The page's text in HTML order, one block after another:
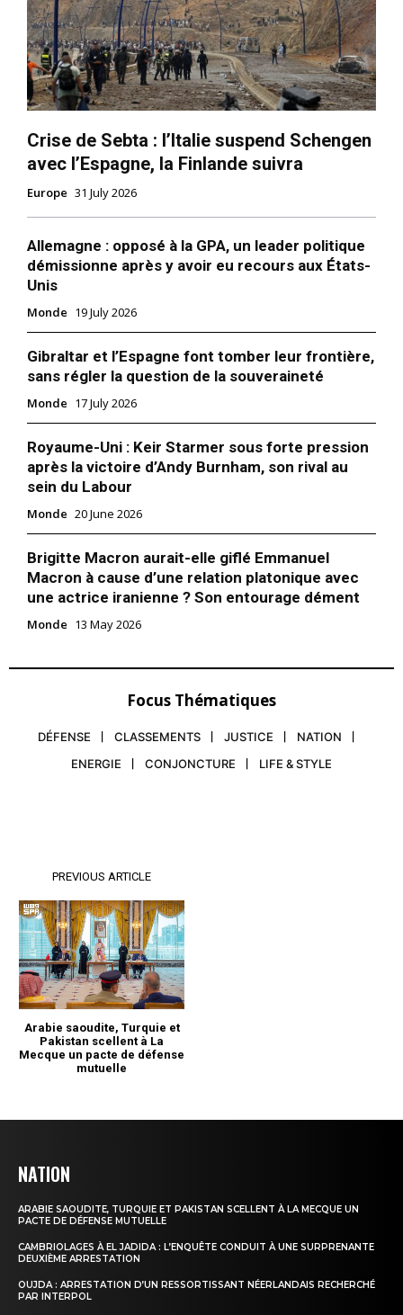
NATION
ARABIE SAOUDITE, TURQUIE ET PAKISTAN SCELLENT À LA MECQUE UN
PACTE DE DÉFENSE MUTUELLE
CAMBRIOLAGES À EL JADIDA : L’ENQUÊTE CONDUIT À UNE SURPRENANTE
DEUXIÈME ARRESTATION
OUJDA : ARRESTATION D’UN RESSORTISSANT NÉERLANDAIS RECHERCHÉ
PAR INTERPOL